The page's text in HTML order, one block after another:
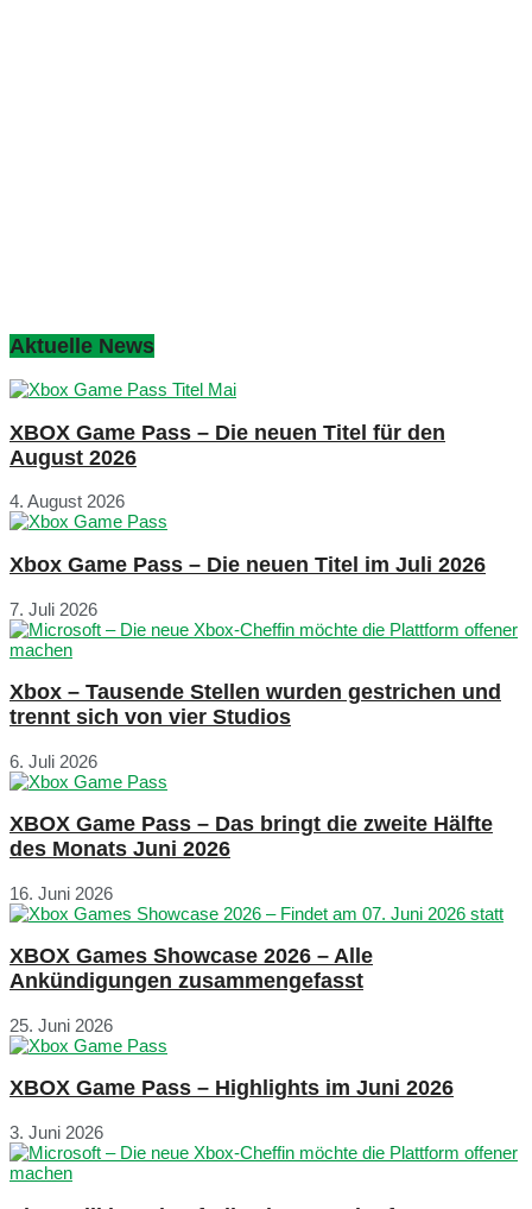
Aktuelle News
XBOX Game Pass – Die neuen Titel für den
August 2026
4. August 2026
Xbox Game Pass – Die neuen Titel im Juli 2026
7. Juli 2026
Xbox – Tausende Stellen wurden gestrichen und
trennt sich von vier Studios
6. Juli 2026
XBOX Game Pass – Das bringt die zweite Hälfte
des Monats Juni 2026
16. Juni 2026
XBOX Games Showcase 2026 – Alle
Ankündigungen zusammengefasst
25. Juni 2026
XBOX Game Pass – Highlights im Juni 2026
3. Juni 2026